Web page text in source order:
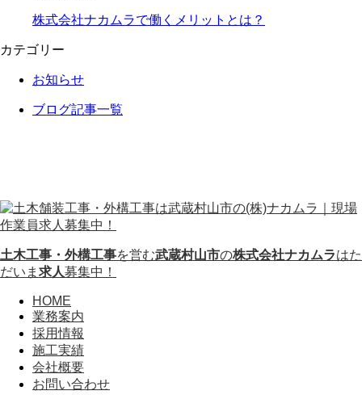
株式会社ナカムラで働くメリットとは？
カテゴリー
お知らせ
ブログ記事一覧
土木工事・外構工事を営む武蔵村山市の株式会社ナカムラはた
だいま 求人募集中！
HOME
業務案内
採用情報
施工実績
会社概要
お問い合わせ